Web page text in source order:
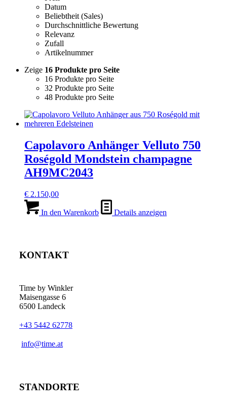
Datum
Beliebtheit (Sales)
Durchschnittliche Bewertung
Relevanz
Zufall
Artikelnummer
Zeige 16 Produkte pro Seite
16 Produkte pro Seite
32 Produkte pro Seite
48 Produkte pro Seite
Capolavoro Anhänger Velluto 750
Roségold Mondstein champagne
AH9MC2043
€ 2.150,00
In den Warenkorb Details anzeigen
KONTAKT
Time by Winkler
Maisengasse 6
6500 Landeck
+43 5442 62778
­info@time.at
STANDORTE